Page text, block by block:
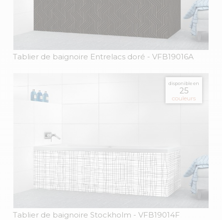
Tablier de baignoire Entrelacs doré - VFB19016A
disponible en
25
couleurs
Tablier de baignoire Stockholm - VFB19014F